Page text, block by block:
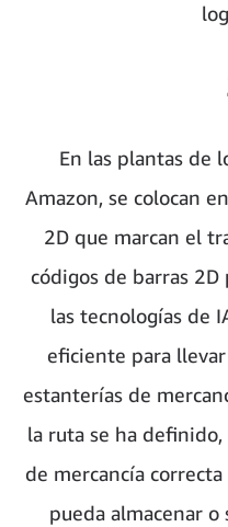
En las plantas de
Amazon, se colocan
2D que marcan el
códigos de barras
las tecnologías de
eficiente para
estanterías de
la ruta se ha
de mercancía
pueda almacenar